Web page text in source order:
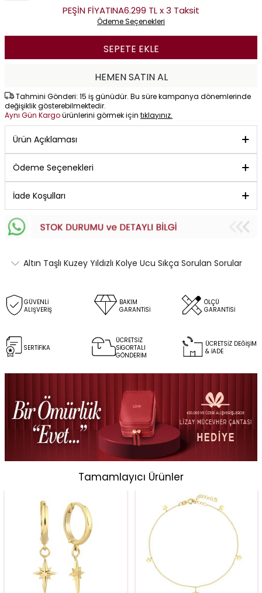
PEŞİN FİYATINA6.299 TL x 3 Taksit
Ödeme Seçenekleri
SEPETE EKLE
HEMEN SATIN AL
Tahmini Gönderi: 15 iş günüdür. Bu süre kampanya dönemlerinde
değişiklik gösterebilmektedir.
Aynı Gün Kargoürünlerini görmek için tıklayınız.
Ürün Açıklaması
Ödeme Seçenekleri
İade Koşulları
Altın Taşlı Kuzey Yıldızlı Kolye Ucu Sıkça Sorulan Sorular
GÜVENLİ
ALIŞVERİŞ
BAKIM
GARANTİSİ
ÖLÇÜ
GARANTİSİ
SERTİFİKA
ÜCRETSİZ
SİGORTALI
GÖNDERİM
ÜCRETSİZ DEĞİŞİM
& İADE
Tamamlayıcı Ürünler